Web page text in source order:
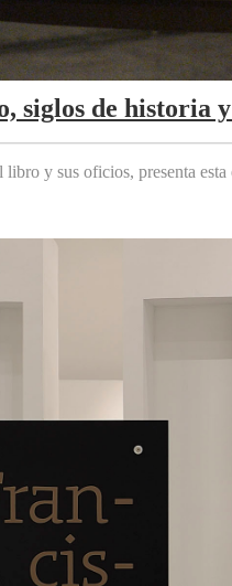
siglos de historia
y sus oficios, presenta